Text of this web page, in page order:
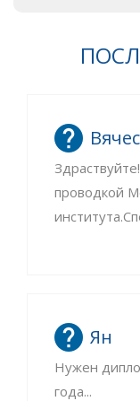
проводкой
Ян
Нужен
года...